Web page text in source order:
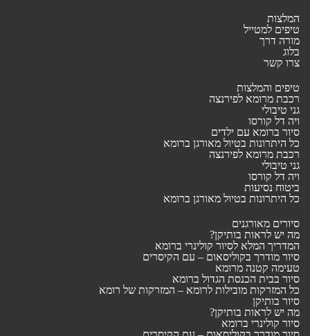
המלצות
טיפים למטייל
מורה דרך
בלוג
צרו קשר
טיפים והמלצות
רכבת מרומא לפירנצה
גני טיבולי
ויה דל קורסו
סיור ברומא עם ילדים
כל היתרונות בטיול מאורגן ברומא
רכבת מרומא לפירנצה
גני טיבולי
ויה דל קורסו
ביטוח נסיעות
כל היתרונות בטיול מאורגן ברומא
סיורים מאורגנים
מה יש לראות בותיקן?
המדריך המלא לסיור קולינרי ברומא
סיור מודרך בקוליסאום – עם הקיסרים
טעימה קטנה מרומא
סיור בבית הכנסת הגדול ברומא
כל המזרקות מובילות לרומא – המזרקות של רומא
סיור בותיקן
מה יש לראות בותיקן?
סיור קולינרי ברומא